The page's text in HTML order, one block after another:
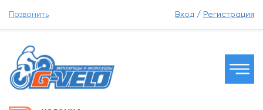
Позвонить Вход / Регистрация